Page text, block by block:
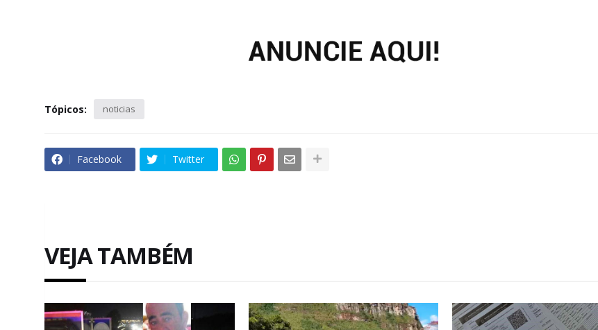
Tópicos: noticias
Facebook Twitter
VEJA TAMBÉM